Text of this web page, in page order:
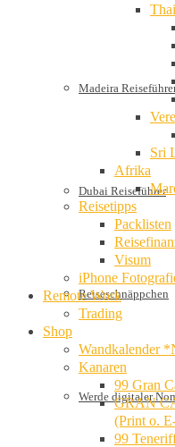
Madeira
Dubai Reiseführer
Reiseschnäppchen
Werde digitaler
Sri
Afrika
Reisetipps
Packlisten
Visum
iPhone
Remote Work
Trading
Shop
Wandkalender
Kanaren
99 Gran
GRAN
(Print o.
99